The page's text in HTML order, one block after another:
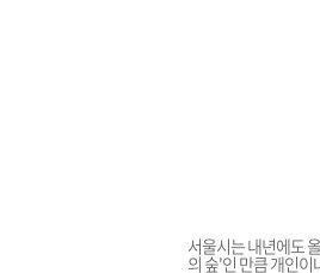
서울시는 내년에도
의 숲'인 만큼 개인